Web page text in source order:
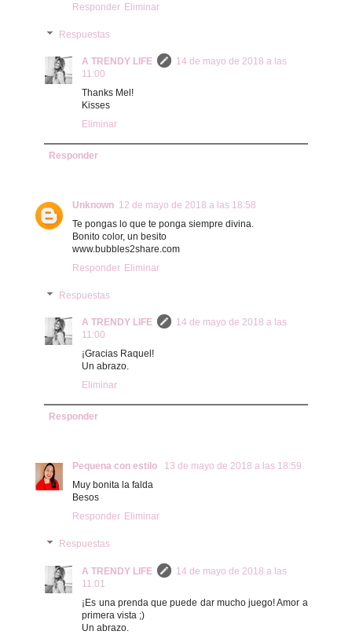
Responder Eliminar
Respuestas
A TRENDY LIFE
14 de mayo de 2018 a las
11:00
Thanks Mel!
Kisses
Eliminar
Responder
Unknown 12 de mayo de 2018 a las 18:58
Te pongas lo que te ponga siempre divina.
Bonito color, un besito
www.bubbles2share.com
Responder Eliminar
Respuestas
A TRENDY LIFE
14 de mayo de 2018 a las
11:00
¡Gracias Raquel!
Un abrazo.
Eliminar
Responder
Pequena con estilo
13 de mayo de 2018 a las 18:59
Muy bonita la falda
Besos
Responder Eliminar
Respuestas
A TRENDY LIFE
14 de mayo de 2018 a las
11:01
¡Es una prenda que puede dar mucho juego! Amor a
primera vista ;)
Un abrazo.